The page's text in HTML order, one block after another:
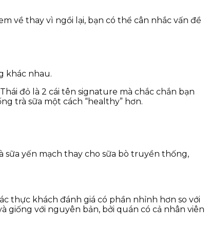
về thay vì ngồi lại, bạn có thể cân nhắc vấn đề
khác nhau.
đỏ là 2 cái tên signature mà chắc chắn bạn
trà sữa một cách “healthy” hơn.
yến mạch thay cho sữa bò truyền thống,
thực khách đánh giá có phần nhỉnh hơn so với
giống với nguyên bản, bởi quán có cả nhân viên